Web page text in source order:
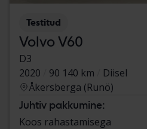
Testitud
Volvo V60
D3
2020
90 140 km
Diisel
Åkersberga (Runö)
Juhtiv pakkumine:
Koos rahastamisega